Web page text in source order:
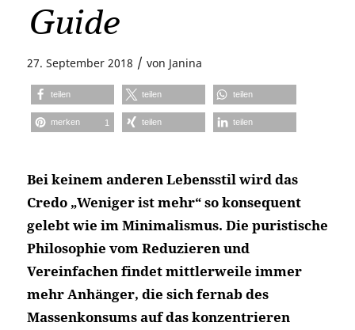
Guide
27. September 2018 / von Janina
teilen teilen teilen
merken 1 teilen teilen
Bei keinem anderen Lebensstil wird das
Credo „Weniger ist mehr“ so konsequent
gelebt wie im Minimalismus. Die puristische
Philosophie vom Reduzieren und
Vereinfachen findet mittlerweile immer
mehr Anhänger, die sich fernab des
Massenkonsums auf das konzentrieren